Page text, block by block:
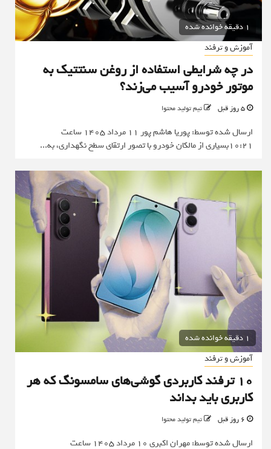
1 دقیقه خوانده شده
آموزش و ترفند
در چه شرایطی استفاده از روغن سنتتیک به
موتور خودرو آسیب می‌زند؟
تیم تولید محتوا
ارسال شده توسط: پوریا هاشم پور 11 مرداد 1405 ساعت
10:21بسیاری از مالکان خودرو با تصور ارتقای سطح نگهداری، به...
1 دقیقه خوانده شده
آموزش و ترفند
۱۰ ترفند کاربردی گوشی‌های سامسونگ که هر
کاربری باید بداند
تیم تولید محتوا
ارسال شده توسط: مهران اکبری 10 مرداد 1405 ساعت